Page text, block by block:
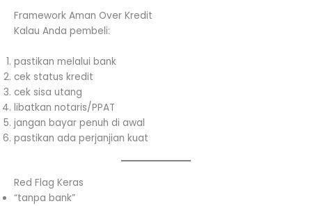
Framework Aman Over Kredit
Kalau Anda pembeli:
pastikan melalui bank
cek status kredit
cek sisa utang
libatkan notaris/PPAT
jangan bayar penuh di awal
pastikan ada perjanjian kuat
Red Flag Keras
“tanpa bank”